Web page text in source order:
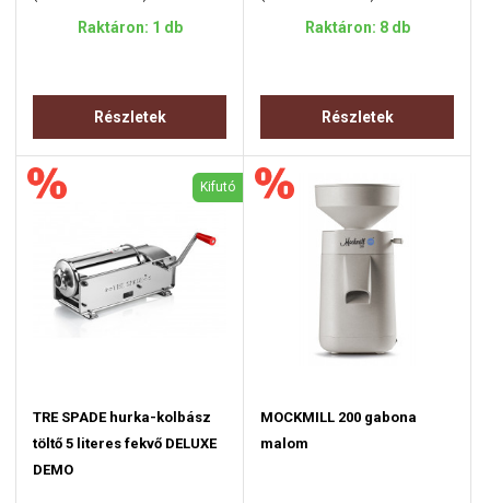
Raktáron: 1 db
Részletek
Raktáron: 8 db
Részletek
Kifutó
TRE SPADE hurka-kolbász
töltő 5 literes fekvő DELUXE
DEMO
MOCKMILL 200 gabona
malom